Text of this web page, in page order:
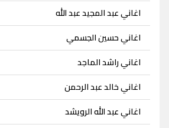
اغاني عبد المجيد عبد الله
اغاني حسين الجسمي
اغاني راشد الماجد
اغاني خالد عبد الرحمن
اغاني عبد الله الرويشد